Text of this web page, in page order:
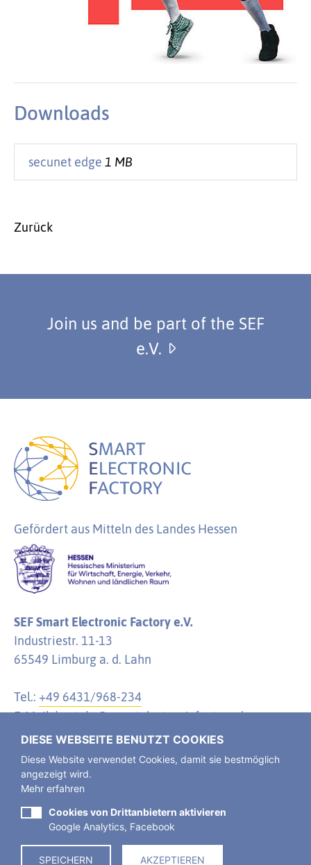
Downloads
secunet edge 1 MB
Zurück
Join us and be part of the SEF
e.V.
Gefördert aus Mitteln des Landes Hessen
SEF Smart Electronic Factory e.V.
Industriestr. 11-13
65549 Limburg a. d. Lahn
Tel.: +49 6431/968-234
E-Mail:kontakt@smartelectronicfactory.de
Der SEF Smart Electronic Factory e. V. ist ein
des öffentlichen Rechts, eingetragen im
Vereinsregister Limburg a. d. Lahn.
DIESE WEBSEITE BENUTZT COOKIES
Diese Website verwendet Cookies, damit sie bestmöglich
angezeigt wird.
Mehr erfahren
Cookies von Drittanbietern aktivieren
Google Analytics, Facebook
SPEICHERN AKZEPTIEREN